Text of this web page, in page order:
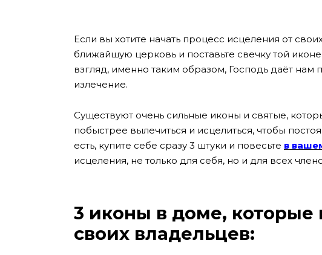
Если вы хотите начать процесс исцеления от
ближайшую церковь и поставьте свечку той
взгляд, именно таким образом, Господь даёт нам
излечение.
Существуют очень сильные иконы и святые,
побыстрее вылечиться и исцелиться, чтобы
есть, купите себе сразу 3 штуки и повесьте в
исцеления, не только для себя, но и для всех
3 иконы в доме,
своих владельцев: